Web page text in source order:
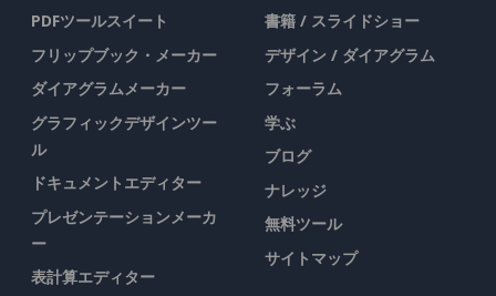
PDFツールスイート
フリップブック・メーカー
ダイアグラムメーカー
グラフィックデザインツー
ル
ドキュメントエディター
プレゼンテーションメーカ
ー
表計算エディター
書籍 / スライドショー
デザイン / ダイアグラム
フォーラム
学ぶ
ブログ
ナレッジ
無料ツール
サイトマップ